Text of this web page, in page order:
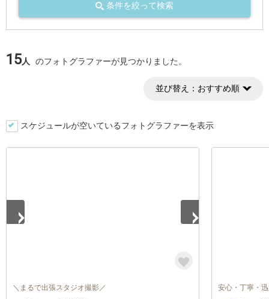
条件を絞って検索
15人 のフォトグラファーが見つかりました。
並び替え： おすすめ順
スケジュールが空いているフォトグラファーを表示
＼まるで出張スタジオ撮影／ 安心・丁寧・